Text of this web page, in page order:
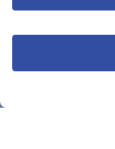
© VBL 2026